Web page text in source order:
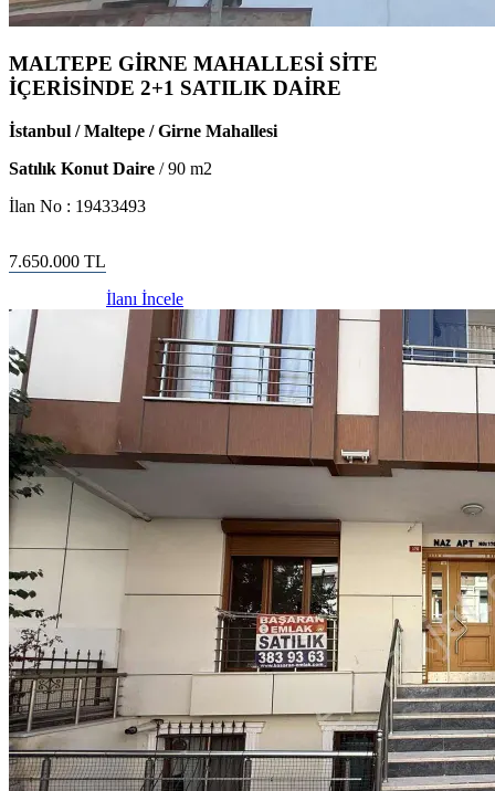
MALTEPE GİRNE MAHALLESİ SİTE
İÇERİSİNDE 2+1 SATILIK DAİRE
İstanbul / Maltepe / Girne Mahallesi
Satılık Konut Daire /90 m2
İlan No : 19433493
7.650.000 TL
İlanı İncele